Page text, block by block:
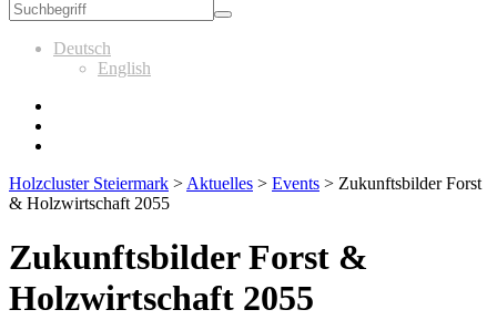
Deutsch
English
Holzcluster Steiermark > Aktuelles > Events > Zukunftsbilder Forst
& Holzwirtschaft 2055
Zukunftsbilder Forst &
Holzwirtschaft 2055